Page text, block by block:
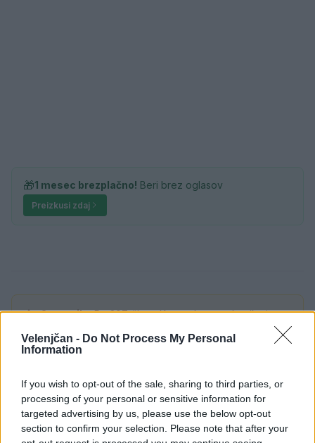
Velenjčan - Do Not Process My Personal
Information
If you wish to opt-out of the sale, sharing to third parties, or
processing of your personal or sensitive information for
targeted advertising by us, please use the below opt-out
section to confirm your selection. Please note that after your
🎁1 mesec brezplačno! Beri brez oglasov
Preizkusi zdaj
Opozorilo:Po 297. členu Kazenskega zakonika je
posameznik kazensko odgovoren za javno spodbujanje
sovraštva, nasilja ali nestrpnosti. Komentarji z žaljivimi,
Failed to fetch